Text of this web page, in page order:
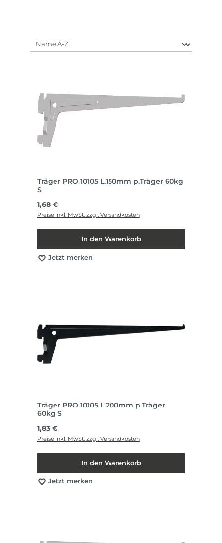
Träger PRO 10105 L.150mm p.Träger 60kg
S
Regulärer Preis:
1,68 €
Preise inkl. MwSt. zzgl. Versandkosten
In den Warenkorb
Jetzt merken
Träger PRO 10105 L.200mm p.Träger
60kg S
Regulärer Preis:
1,83 €
Preise inkl. MwSt. zzgl. Versandkosten
In den Warenkorb
Jetzt merken